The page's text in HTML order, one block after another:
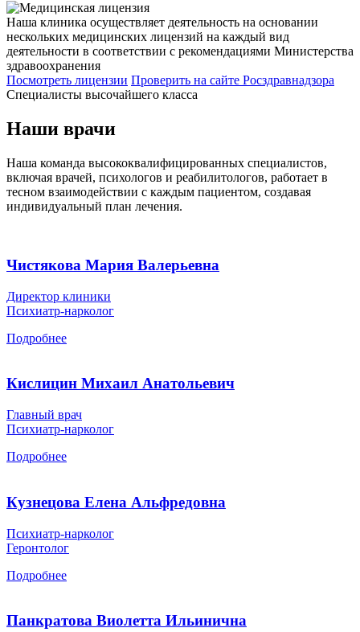
Наша клиника осуществляет деятельность на основании
нескольких медицинских лицензий на каждый вид
деятельности в соответствии с рекомендациями Министерства
здравоохранения
Посмотреть лицензии Проверить на сайте Росздравнадзора
Специалисты высочайшего класса
Наши врачи
Наша команда высококвалифицированных специалистов,
включая врачей, психологов и реабилитологов, работает в
тесном взаимодействии с каждым пациентом, создавая
индивидуальный план лечения.
Чистякова Мария Валерьевна
Директор клиники
Психиатр-нарколог
Подробнее
Кислицин Михаил Анатольевич
Главный врач
Психиатр-нарколог
Подробнее
Кузнецова Елена Альфредовна
Психиатр-нарколог
Геронтолог
Подробнее
Панкратова Виолетта Ильинична